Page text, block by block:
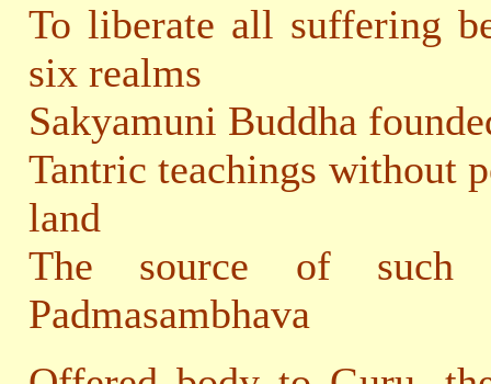
To liberate all suffering
six realms
Sakyamuni Buddha
Tantric teachings without
land
The source of such
Padmasambhava